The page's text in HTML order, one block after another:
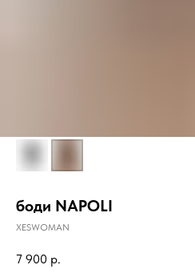
боди NAPOLI
XESWOMAN
7 900 р.